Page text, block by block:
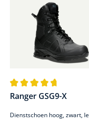
Gemiddelde
Ranger GSG9-X
Dienstschoen hoog, zwart,